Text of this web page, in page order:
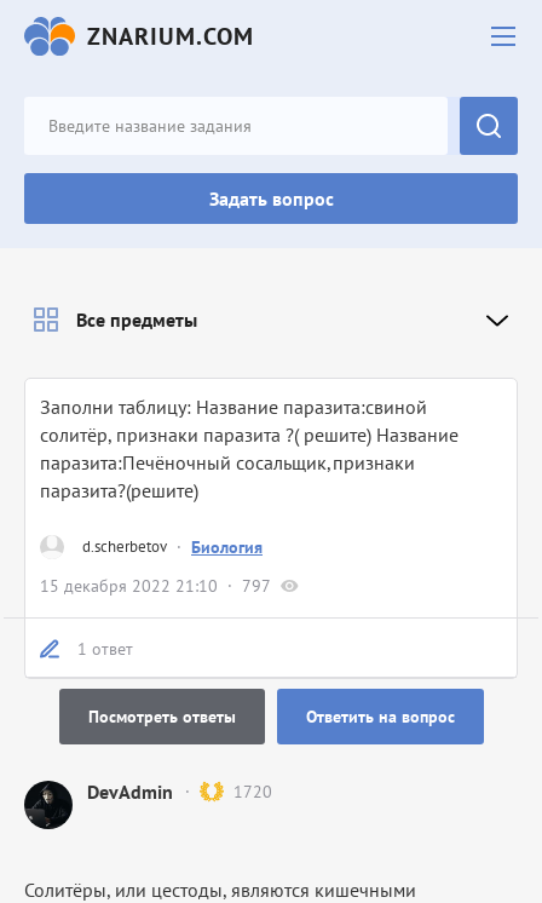
ZNARIUM.COM
Задать вопрос
d.scherbetov · Биология
15 декабря 2022 21:10
797
Заполни таблицу: Название паразита:свиной
солитёр, признаки паразита ?( решите) Название
паразита:Печёночный сосальщик,признаки
паразита?(решите)
1 ответ
Посмотреть ответы Ответить на вопрос
DevAdmin 1720
Солитёры, или цестоды, являются кишечными
Все предметы